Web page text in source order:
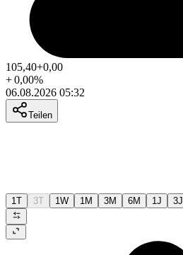
105,40+0,00
+0,00%
06.08.2026 05:32
Teilen
1T 3T 1W 1M 3M 6M 1J 3J